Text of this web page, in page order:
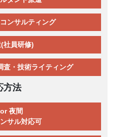
ンサルティング
社員研修)
査・技術ライティング
方法
夜間
サル対応可